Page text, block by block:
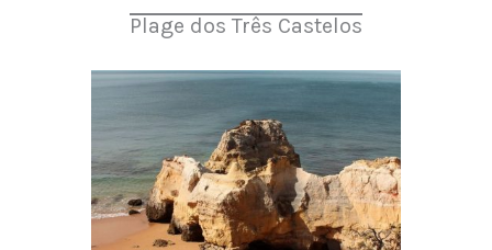
Plage dos Três Castelos